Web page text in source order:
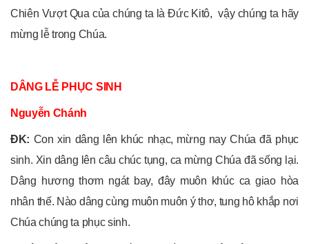
Chiên Vượt Qua của chúng ta là Đức Kitô, vậy chúng ta hãy
mừng lễ trong Chúa.
DÂNG LỄ PHỤC SINH
Nguyễn Chánh
ĐK: Con xin dâng lên khúc nhạc, mừng nay Chúa đã phục
sinh. Xin dâng lên câu chúc tụng, ca mừng Chúa đã sống lại.
Dâng hương thơm ngát bay, đây muôn khúc ca giao hòa
nhân thế. Nào dâng cùng muôn muôn ý thơ, tung hô khắp nơi
Chúa chúng ta phục sinh.